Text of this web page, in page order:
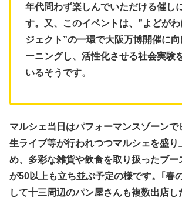
年代問わず楽しんでいただける催し
す。又、このイベントは、”よどが
ジェクト”の一環で大阪万博開催に
ーニングし、活性化させる社会実験
いるそうです。
マルシェ当日はパフォーマンスゾーンで
生ライブ等が行われつつマルシェを盛り
め、多彩な雑貨や飲食を取り扱ったブー
が50以上も立ち並ぶ予定の様です。｢春
して十三周辺のパン屋さんも複数出店し